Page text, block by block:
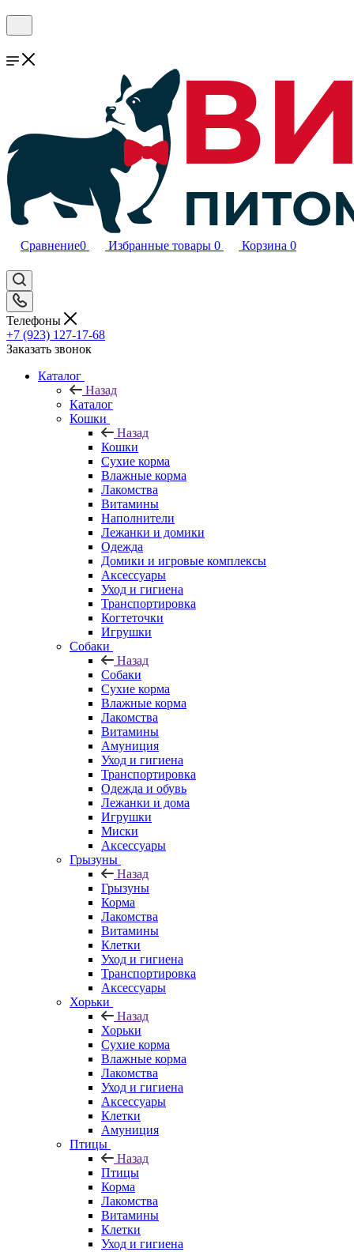
Сравнение0 Избранные товары 0 Корзина 0
Телефоны
+7 (923) 127-17-68
Заказать звонок
Каталог
Назад
Каталог
Кошки
Назад
Кошки
Сухие корма
Влажные корма
Лакомства
Витамины
Наполнители
Лежанки и домики
Одежда
Домики и игровые комплексы
Аксессуары
Уход и гигиена
Транспортировка
Когтеточки
Игрушки
Собаки
Назад
Собаки
Сухие корма
Влажные корма
Лакомства
Витамины
Амуниция
Уход и гигиена
Транспортировка
Одежда и обувь
Лежанки и дома
Игрушки
Миски
Аксессуары
Грызуны
Назад
Грызуны
Корма
Лакомства
Витамины
Клетки
Уход и гигиена
Транспортировка
Аксессуары
Хорьки
Назад
Хорьки
Сухие корма
Влажные корма
Лакомства
Уход и гигиена
Аксессуары
Клетки
Амуниция
Птицы
Назад
Птицы
Корма
Лакомства
Витамины
Клетки
Уход и гигиена